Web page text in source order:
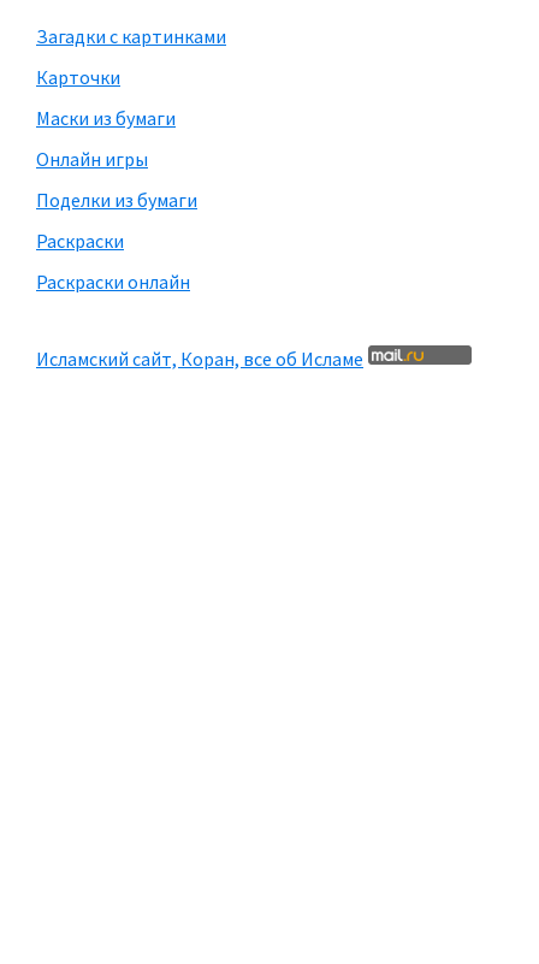
Загадки с картинками
Карточки
Маски из бумаги
Онлайн игры
Поделки из бумаги
Раскраски
Раскраски онлайн
Исламский сайт, Коран, все об Исламе